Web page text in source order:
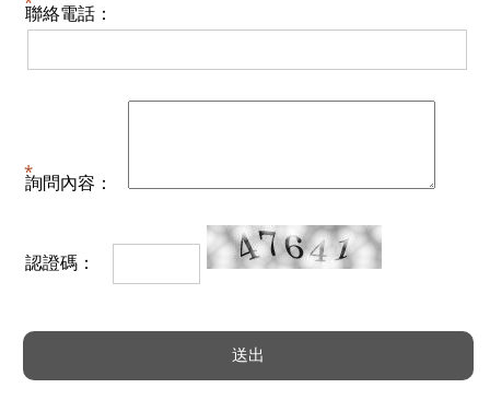
聯絡電話：
詢問內容：
認證碼：